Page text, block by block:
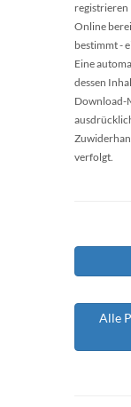
registrieren
Online
bestimmt -
Eine
dessen
Download-
verfolgt.
Alle